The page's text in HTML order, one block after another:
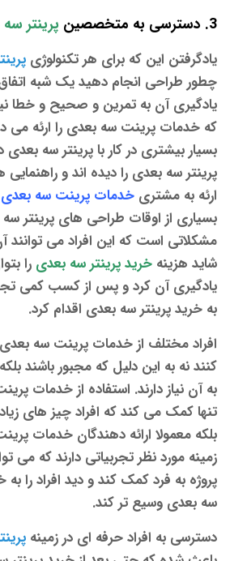
3. دسترسی به متخصصین پرینتر
یادگرفتن این که برای هر تکنولوژی
چطور طراحی انجام دهید یک شبه
یادگیری آن به تمرین و صحیح و خطا
که خدمات پرینت سه بعدی را ارئه می
بسیار بیشتری در کار با پرینتر سه بعدی
پرینتر سه بعدی را دیده اند و
ارئه به مشتری خدمات پرینت سه بعدی
بسیاری از اوقات طراحی های پرینتر
مشکلاتی است که این افراد می توانند
شاید هزینه خریدپرینتر سه بعدی را
یادگیری آن کرد و پس از کسب کمی
به خرید پرینتر سه بعدی اقدام کرد.
افراد مختلف ازخدمات پرینت سه بعدی
کنند نه به این دلیل که مجبور باشند
به آن نیاز دارند. استفاده ازخدمات
تنها کمک می کند که افراد چیز های
بلکه معمولا ارائه دهندگان خدمات
زمینه مورد نظر تجربیاتی دارند که می
پروژه به فرد کمک کند و دید افراد را به
سه بعدی وسیع تر کند.
دسترسی به افراد حرفه ای در زمینه